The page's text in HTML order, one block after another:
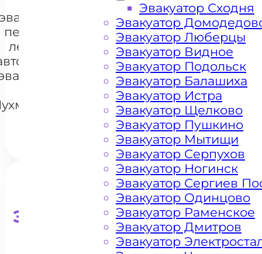
и
перевозки
легковых
+7 985 222 99 01
Эвакуатор для
Эвакуатор Сходня
Эвакуатор
Эвакуатор Люберцы
Эвакуатор Видное
Эвакуатор Подольск
Эвакуатор Балашиха
Эвакуатор Истра
Эвакуатор Щелково
Эвакуатор Пушкино
Эвакуатор Мытищи
Эвакуатор Серпухов
Эвакуатор Ногинск
Эвакуатор Сергиев
Эвакуатор Одинцово
Эвакуатор Раменское
Эвакуатор Дмитров
Эвакуатор